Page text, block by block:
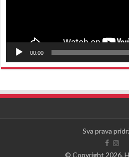
00:00
Sva prava
© Copyright 2026,